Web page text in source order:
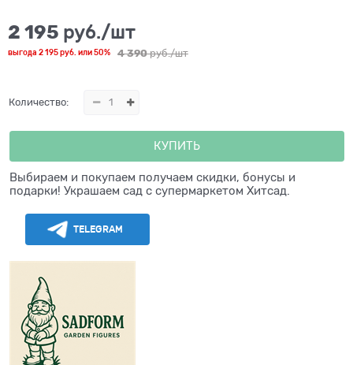
4 390 руб./шт
2 195 руб./шт
выгода 2 195 руб. или50%
Количество:
КУПИТЬ
Выбираем и покупаем получаем скидки, бонусы и
подарки! Украшаем сад с супермаркетом Хитсад.
TELEGRAM